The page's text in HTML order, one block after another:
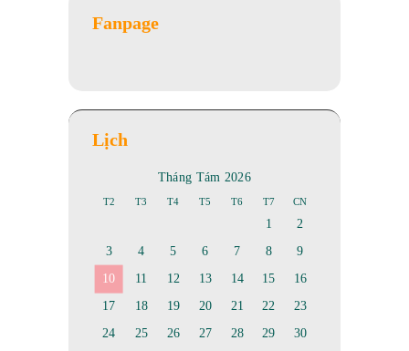
Fanpage
Lịch
Tháng Tám 2026
T2 T3 T4 T5 T6 T7 CN
1
2
3
4 5 6 7 8
9
10
11 12 13 14 15
16
17
18 19 20 21 22
23
24
25 26 27 28 29
30